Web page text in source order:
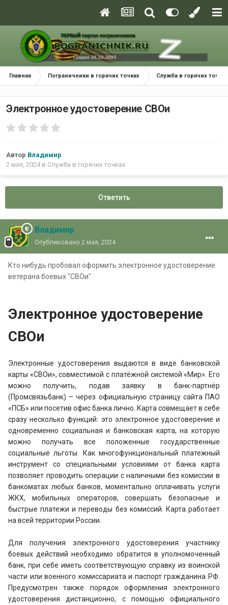
Главная Пограничники в горячих точках Служба в горячих точках
Электронное удостоверение СВОи
Автор Владимир
2 мая, 2024в Служба в горячих точках
Ответить
Владимир
Опубликовано 2 мая, 2024
Кто нибудь пробовал оформить электронное удостоверение
ветерана боевых "СВОи"
Электронное удостоверение
СВОи
Электронные удостоверения выдаются в виде банковской
карты «СВОи», совместимой с платёжной системой «Мир». Его
можно получить, подав заявку в банк-партнёр
(Промсвязьбанк) – через официальную страницу сайта ПАО
«ПСБ» или посетив офис банка лично. Карта совмещает в себе
сразу несколько функций: это электронное удостоверение и
одновременно социальная и банковская карта, на которую
можно получать все положенные государственные
социальные льготы. Как многофункциональный платежный
инструмент со специальными условиями от банка карта
позволяет проводить операции с наличными без комиссии в
банкоматах любых банков, моментально оплачивать услуги
ЖКХ, мобильных операторов, совершать безопасные и
быстрые платежи и переводы без комиссий. Карта работает
на всей территории России.
Для получения электронного удостоверения участнику
боевых действий необходимо обратится в уполномоченный
банк, при себе иметь соответствующую справку из воинской
части или военного комиссариата и паспорт гражданина РФ.
Предусмотрен также порядок оформления электронного
удостоверения дистанционно, с помощью официального